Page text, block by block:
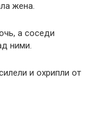
жена.
а соседи
ними.
и охрипли от